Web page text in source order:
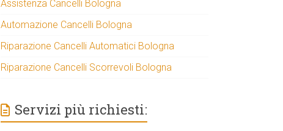
Assistenza Cancelli Bologna
Automazione Cancelli Bologna
Riparazione Cancelli Automatici Bologna
Riparazione Cancelli Scorrevoli Bologna
Servizi più richiesti: